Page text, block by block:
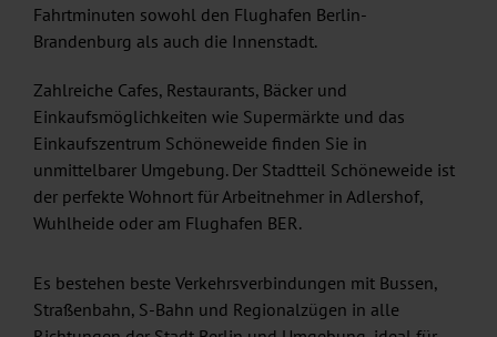
Fahrtminuten sowohl den Flughafen Berlin-
Brandenburg als auch die Innenstadt.
Zahlreiche Cafes, Restaurants, Bäcker und
Einkaufsmöglichkeiten wie Supermärkte und das
Einkaufszentrum Schöneweide finden Sie in
unmittelbarer Umgebung. Der Stadtteil Schöneweide ist
der perfekte Wohnort für Arbeitnehmer in Adlershof,
Wuhlheide oder am Flughafen BER.
Es bestehen beste Verkehrsverbindungen mit Bussen,
Straßenbahn, S-Bahn und Regionalzügen in alle